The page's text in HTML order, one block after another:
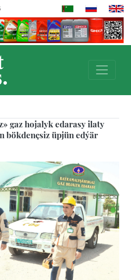
gaz hojalyk edarasy ilaty
bökdençsiz üpjün edýär